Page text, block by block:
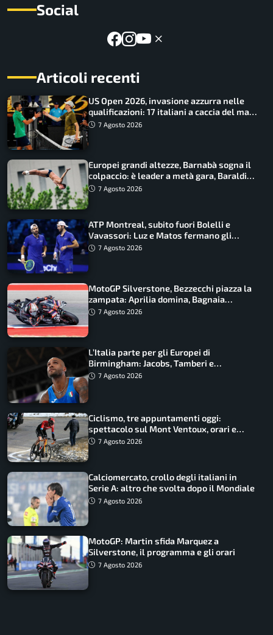
Social
Articoli recenti
US Open 2026, invasione azzurra nelle
qualificazioni: 17 italiani a caccia del main
draw7 Agosto 2026
Europei grandi altezze, Barnabà sogna il
colpaccio: è leader a metà gara, Baraldi
ancora in corsa
7 Agosto 2026
ATP Montreal, subito fuori Bolelli e
Vavassori: Luz e Matos fermano gli
azzurri
7 Agosto 2026
MotoGP Silverstone, Bezzecchi piazza la
zampata: Aprilia domina, Bagnaia
costretto al Q1
7 Agosto 2026
L’Italia parte per gli Europei di
Birmingham: Jacobs, Tamberi e
Battocletti guidano una spedizione
7 Agosto 2026
Ciclismo, tre appuntamenti oggi:
spettacolo sul Mont Ventoux, orari e
come vederli
7 Agosto 2026
Calciomercato, crollo degli italiani in
Serie A: altro che svolta dopo il Mondiale
7 Agosto 2026
MotoGP: Martin sfida Marquez a
Silverstone, il programma e gli orari
7 Agosto 2026